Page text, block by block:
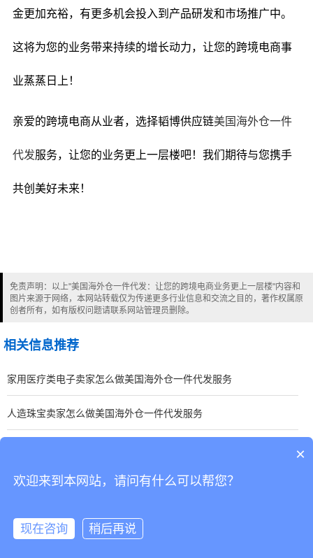
金更加充裕，有更多机会投入到产品研发和市场推广中。
这将为您的业务带来持续的增长动力，让您的跨境电商事
业蒸蒸日上！
亲爱的跨境电商从业者，选择韬博供应链美国海外仓一件
代发服务，让您的业务更上一层楼吧！我们期待与您携手
共创美好未来！
免责声明：以上"美国海外仓一件代发：让您的跨境电商业务更上一层楼"内容和
图片来源于网络，本网站转载仅为传递更多行业信息和交流之目的，著作权属原
创者所有，如有版权问题请联系网站管理员删除。
相关信息推荐
家用医疗类电子卖家怎么做美国海外仓一件代发服务
人造珠宝卖家怎么做美国海外仓一件代发服务
×
欢迎来到本网站，请问有什么可以帮您？
现在咨询 稍后再说